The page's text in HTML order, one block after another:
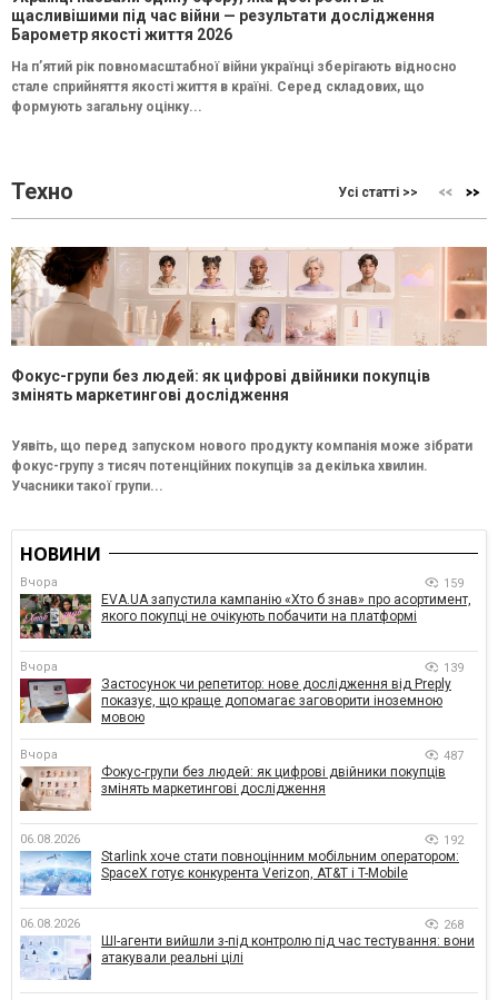
щасливішими під час війни — результати дослідження
Барометр якості життя 2026
На п’ятий рік повномасштабної війни українці зберігають відносно
стале сприйняття якості життя в країні. Серед складових, що
формують загальну оцінку...
Техно Усі статті >>
Фокус-групи без людей: як цифрові двійники покупців
змінять маркетингові дослідження
Уявіть, що перед запуском нового продукту компанія може зібрати
фокус-групу з тисяч потенційних покупців за декілька хвилин.
Учасники такої групи...
НОВИНИ
Вчора 159
EVA.UA запустила кампанію «Хто б знав» про асортимент,
якого покупці не очікують побачити на платформі
Вчора 139
Застосунок чи репетитор: нове дослідження від Preply
показує, що краще допомагає заговорити іноземною
мовою
Вчора 487
Фокус-групи без людей: як цифрові двійники покупців
змінять маркетингові дослідження
06.08.2026 192
Starlink хоче стати повноцінним мобільним оператором:
SpaceX готує конкурента Verizon, AT&T і T-Mobile
06.08.2026 268
ШІ-агенти вийшли з-під контролю під час тестування: вони
атакували реальні цілі